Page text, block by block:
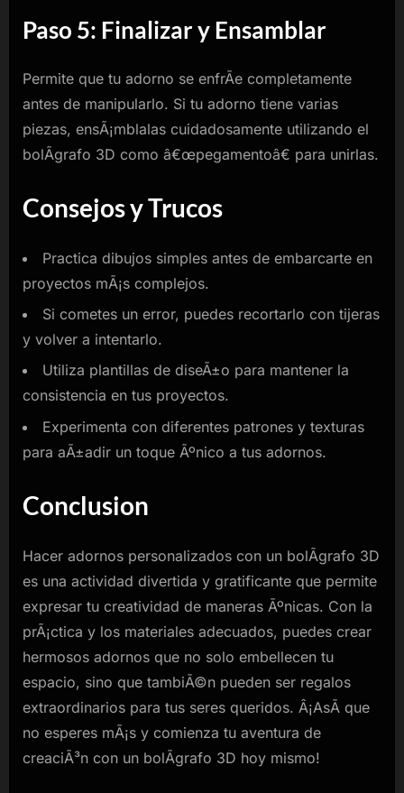
Paso 5: Finalizar y Ensamblar
Permite que tu adorno se enfrÃ­e completamente
antes de manipularlo. Si tu adorno tiene varias
piezas, ensÃ¡mblalas cuidadosamente utilizando el
bolÃ­grafo 3D como â€œpegamentoâ€ para unirlas.
Consejos y Trucos
Practica dibujos simples antes de embarcarte en
proyectos mÃ¡s complejos.
Si cometes un error, puedes recortarlo con tijeras
y volver a intentarlo.
Utiliza plantillas de diseÃ±o para mantener la
consistencia en tus proyectos.
Experimenta con diferentes patrones y texturas
para aÃ±adir un toque Ãºnico a tus adornos.
Conclusion
Hacer adornos personalizados con un bolÃ­grafo 3D
es una actividad divertida y gratificante que permite
expresar tu creatividad de maneras Ãºnicas. Con la
prÃ¡ctica y los materiales adecuados, puedes crear
hermosos adornos que no solo embellecen tu
espacio, sino que tambiÃ©n pueden ser regalos
extraordinarios para tus seres queridos. Â¡AsÃ­ que
no esperes mÃ¡s y comienza tu aventura de
creaciÃ³n con un bolÃ­grafo 3D hoy mismo!